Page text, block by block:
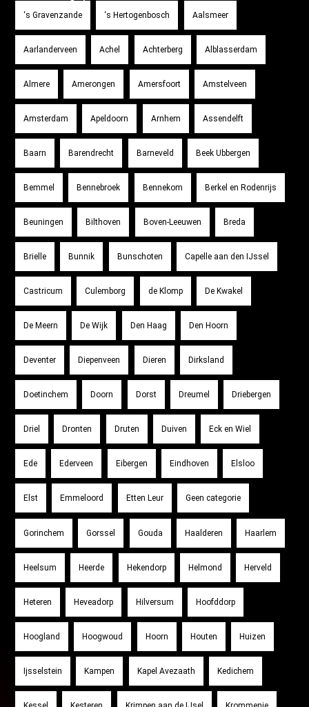
‘s Gravenzande ‘s Hertogenbosch Aalsmeer
Aarlanderveen Achel Achterberg Alblasserdam
Almere Amerongen Amersfoort Amstelveen
Amsterdam Apeldoorn Arnhem Assendelft
Baarn Barendrecht Barneveld Beek Ubbergen
Bemmel Bennebroek Bennekom Berkel en Rodenrijs
Beuningen Bilthoven Boven-Leeuwen Breda
Brielle Bunnik Bunschoten Capelle aan den IJssel
Castricum Culemborg de Klomp De Kwakel
De Meern De Wijk Den Haag Den Hoorn
Deventer Diepenveen Dieren Dirksland
Doetinchem Doorn Dorst Dreumel Driebergen
Driel Dronten Druten Duiven Eck en Wiel
Ede Ederveen Eibergen Eindhoven Elsloo
Elst Emmeloord Etten Leur Geen categorie
Gorinchem Gorssel Gouda Haalderen Haarlem
Heelsum Heerde Hekendorp Helmond Herveld
Heteren Heveadorp Hilversum Hoofddorp
Hoogland Hoogwoud Hoorn Houten Huizen
Ijsselstein Kampen Kapel Avezaath Kedichem